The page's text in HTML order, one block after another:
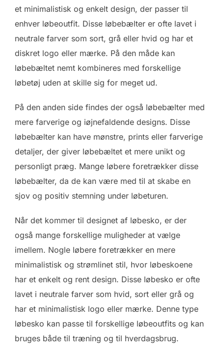
et minimalistisk og enkelt design, der passer til
enhver løbeoutfit. Disse løbebælter er ofte lavet i
neutrale farver som sort, grå eller hvid og har et
diskret logo eller mærke. På den måde kan
løbebæltet nemt kombineres med forskellige
løbetøj uden at skille sig for meget ud.
På den anden side findes der også løbebælter med
mere farverige og iøjnefaldende designs. Disse
løbebælter kan have mønstre, prints eller farverige
detaljer, der giver løbebæltet et mere unikt og
personligt præg. Mange løbere foretrækker disse
løbebælter, da de kan være med til at skabe en
sjov og positiv stemning under løbeturen.
Når det kommer til designet af løbesko, er der
også mange forskellige muligheder at vælge
imellem. Nogle løbere foretrækker en mere
minimalistisk og strømlinet stil, hvor løbeskoene
har et enkelt og rent design. Disse løbesko er ofte
lavet i neutrale farver som hvid, sort eller grå og
har et minimalistisk logo eller mærke. Denne type
løbesko kan passe til forskellige løbeoutfits og kan
bruges både til træning og til hverdagsbrug.